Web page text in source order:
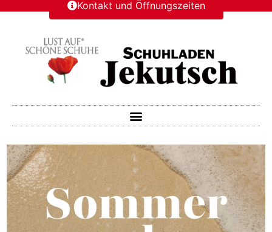
Kontakt und Öffnungszeiten